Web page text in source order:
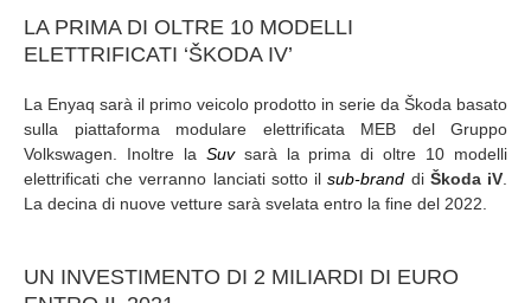
LA PRIMA DI OLTRE 10 MODELLI
ELETTRIFICATI ‘ŠKODA IV’
La Enyaq sarà il primo veicolo prodotto in serie da Škoda basato
sulla piattaforma modulare elettrificata MEB del Gruppo
Volkswagen. Inoltre la Suvsarà la prima di oltre 10 modelli
elettrificati che verranno lanciati sotto ilsub-brand di Škoda iV
La decina di nuove vetture sarà svelata entro la fine del 2022.
UN INVESTIMENTO DI 2 MILIARDI DI EURO